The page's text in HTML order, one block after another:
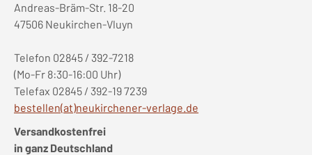
Andreas-Bräm-Str. 18-20
47506 Neukirchen-Vluyn
Telefon 02845 / 392-7218
(Mo-Fr 8:30-16:00 Uhr)
Telefax 02845 / 392-19 7239
bestellen(at)neukirchener-verlage.de
Versandkostenfrei
in ganz Deutschland